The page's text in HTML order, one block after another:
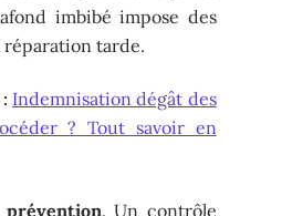
imbibé impose des
tarde.
Indemnisation dégât des
? Tout savoir en
prévention. Un contrôle